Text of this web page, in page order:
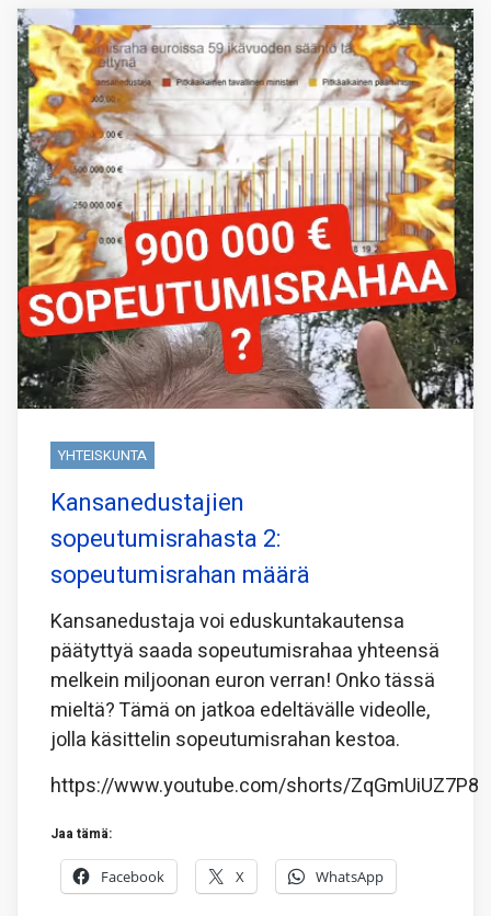
YHTEISKUNTA
Kansanedustajien
sopeutumisrahasta 2:
sopeutumisrahan määrä
Kansanedustaja voi eduskuntakautensa
päätyttyä saada sopeutumisrahaa yhteensä
melkein miljoonan euron verran! Onko tässä
mieltä? Tämä on jatkoa edeltävälle videolle,
jolla käsittelin sopeutumisrahan kestoa.
https://www.youtube.com/shorts/ZqGmUiUZ7P8
Jaa tämä:
Facebook X WhatsApp